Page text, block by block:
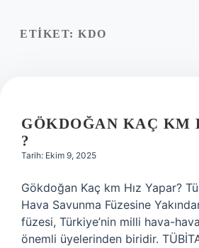
Yasal Uyarı
ETIKET: KDO
GÖKDOĞAN KAÇ KM
?
Tarih: Ekim 9, 2025
Gökdoğan Kaç km Hız Yapar?
Hava Savunma Füzesine
füzesi, Türkiye’nin milli hava-
önemli üyelerinden biridir.